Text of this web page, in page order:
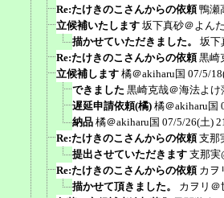
Re:たけきのこさんからの依頼 鴨瀬
立候補いたします 坂下真砂＠よん
描かせていただきました。
坂下
Re:たけきのこさんからの依頼 黒崎
立候補します 橘＠akiharu国 07/5/
できました 黒崎克哉＠海法よけ
遅延申請依頼(橘) 橘＠akiharu国
納品 橘＠akiharu国 07/5/26(土)
Re:たけきのこさんからの依頼 支那
提出させていただきます 支那実
Re:たけきのこさんからの依頼 カヲ
描かせて頂きました。
カヲリ＠